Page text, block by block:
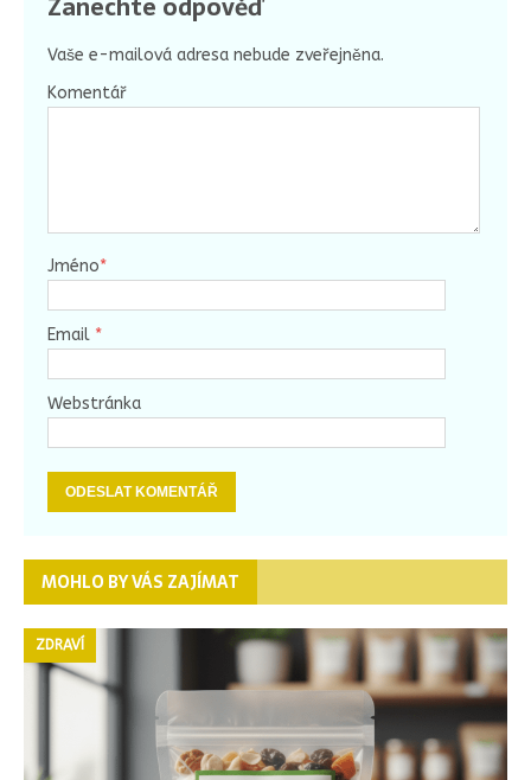
Vaše e-mailová adresa nebude zveřejněna.
Komentář
Jméno*
Email *
Webstránka
MOHLO BY VÁS ZAJÍMAT
ZDRAVÍ